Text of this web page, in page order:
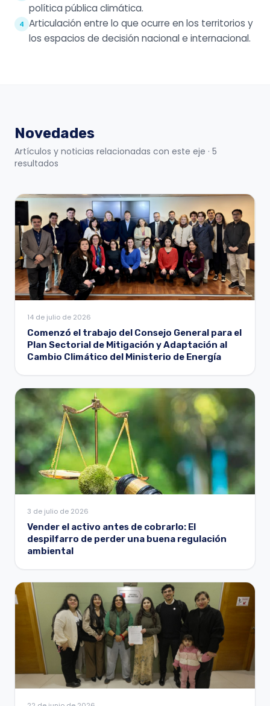
política pública climática.
4 Articulación entre lo que ocurre en los territorios y
los espacios de decisión nacional e internacional.
Novedades
Artículos y noticias relacionadas con este eje · 5
resultados
14 de julio de 2026
Comenzó el trabajo del Consejo General para el
Plan Sectorial de Mitigación y Adaptación al
Cambio Climático del Ministerio de Energía
3 de julio de 2026
Vender el activo antes de cobrarlo: El
despilfarro de perder una buena regulación
ambiental